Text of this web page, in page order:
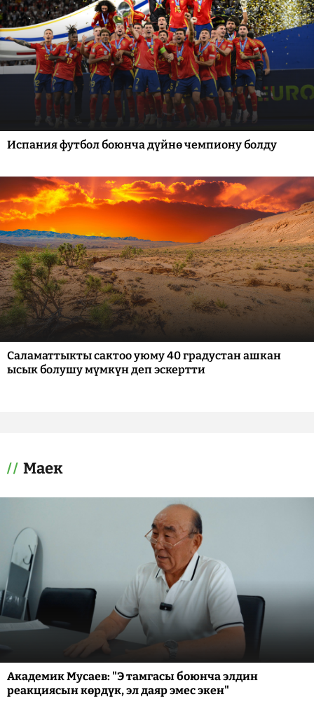
Испания футбол боюнча дүйнө чемпиону болду
Саламаттыкты сактоо уюму 40 градустан ашкан
ысык болушу мүмкүн деп эскертти
Маек
Академик Мусаев: "Э тамгасы боюнча элдин
реакциясын көрдүк, эл даяр эмес экен"